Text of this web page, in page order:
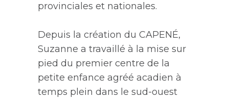
provinciales et nationales.
Depuis la création du CAPENÉ,
Suzanne a travaillé à la mise sur
pied du premier centre de la
petite enfance agréé acadien à
temps plein dans le sud-ouest